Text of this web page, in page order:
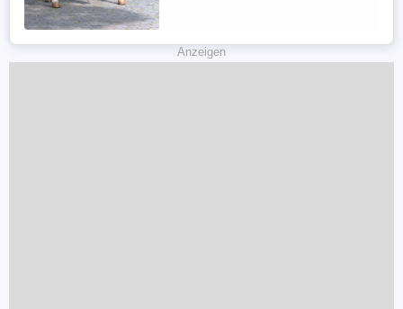
Anzeigen